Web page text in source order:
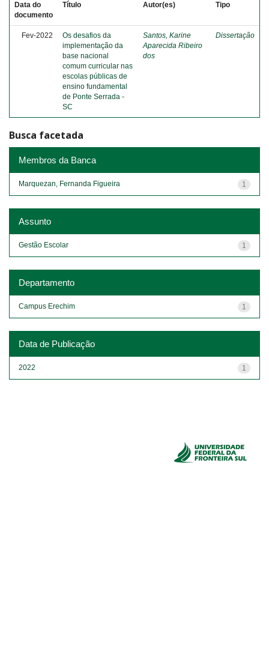
Data do
documento
Título Autor(es) Tipo
Fev-2022
Os desafios da
implementação da
base nacional
comum curricular nas
escolas públicas de
ensino fundamental
de Ponte Serrada -
SC
Santos, Karine
Aparecida Ribeiro
dos
Dissertação
Busca facetada
Membros da Banca
1
Marquezan, Fernanda Figueira
Assunto
1
Gestão Escolar
Departamento
1
Campus Erechim
Data de Publicação
1
2022